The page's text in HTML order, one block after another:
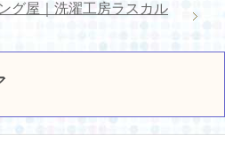
グ屋｜洗濯工房ラスカル